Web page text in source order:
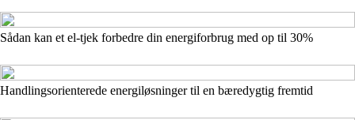
Sådan kan et el-tjek forbedre din energiforbrug med op til 30%
Handlingsorienterede energiløsninger til en bæredygtig fremtid